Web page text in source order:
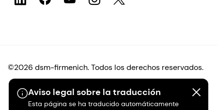
Aviso legal sobre la traducción
Esta página se ha traducido automáticamente
©2026 dsm-firmenich. Todos los derechos reservados.
Protección de datos